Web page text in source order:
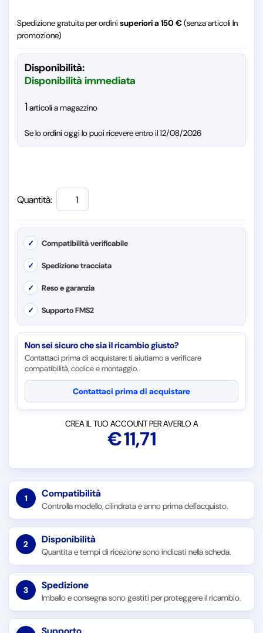
Spedizione gratuita per ordinisuperiori a 150 €(senza articoli In
promozione)
Disponibilità:
Disponibilità immediata
1articoli a magazzino
Se lo ordini oggi lo puoi ricevere entro il 12/08/2026
Quantità:
✓ Compatibilità verificabile
✓ Spedizione tracciata
✓ Reso e garanzia
✓ Supporto FMS2
Non sei sicuro che sia il ricambio giusto?
Contattaci prima di acquistare: ti aiutiamo a verificare
compatibilità, codice e montaggio.
Contattaci prima di acquistare
CREA IL TUO ACCOUNT PER AVERLO A
€11,71
1 Compatibilità
Controlla modello, cilindrata e anno prima dell'acquisto.
2 Disponibilità
Quantita e tempi di ricezione sono indicati nella scheda.
3 Spedizione
Imballo e consegna sono gestiti per proteggere il ricambio.